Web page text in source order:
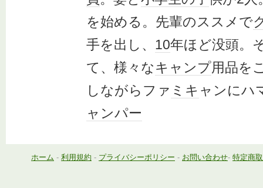
を始める。先輩のススメで
手を出し、 10年ほど没頭。
て、様々なキャンプ用品を
しながらファ ミキ ャンにハ
ャンパー
ホーム - 利用規約 - プライバシーポリシー - お問い合わせ- 特定商